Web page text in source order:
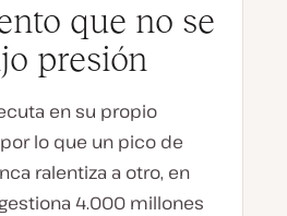
que no se
presión
en su propio
lo que un pico de
ralentiza a otro, en
4.000 millones